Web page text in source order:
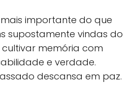
importante do que
supostamente vindas do
memória com
e verdade.
descansa em paz.